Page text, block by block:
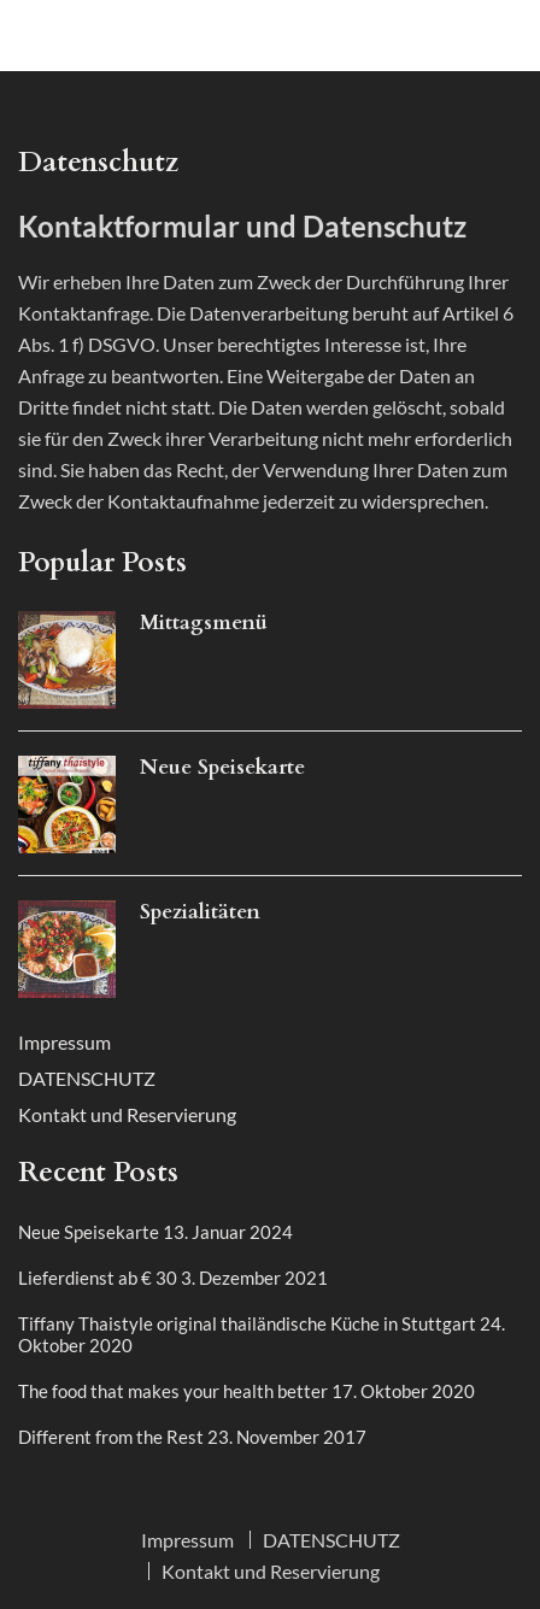
Datenschutz
Kontaktformular und Datenschutz
Wir erheben Ihre Daten zum Zweck der Durchführung Ihrer
Kontaktanfrage. Die Datenverarbeitung beruht auf Artikel 6
Abs. 1 f) DSGVO. Unser berechtigtes Interesse ist, Ihre
Anfrage zu beantworten. Eine Weitergabe der Daten an
Dritte findet nicht statt. Die Daten werden gelöscht, sobald
sie für den Zweck ihrer Verarbeitung nicht mehr erforderlich
sind. Sie haben das Recht, der Verwendung Ihrer Daten zum
Zweck der Kontaktaufnahme jederzeit zu widersprechen.
Popular Posts
Mittagsmenü
Neue Speisekarte
Spezialitäten
Impressum
DATENSCHUTZ
Kontakt und Reservierung
Recent Posts
Neue Speisekarte 13. Januar 2024
Lieferdienst ab € 30 3. Dezember 2021
Tiffany Thaistyle original thailändische Küche in Stuttgart 24.
Oktober 2020
The food that makes your health better 17. Oktober 2020
Different from the Rest 23. November 2017
Impressum
DATENSCHUTZ
Kontakt und Reservierung